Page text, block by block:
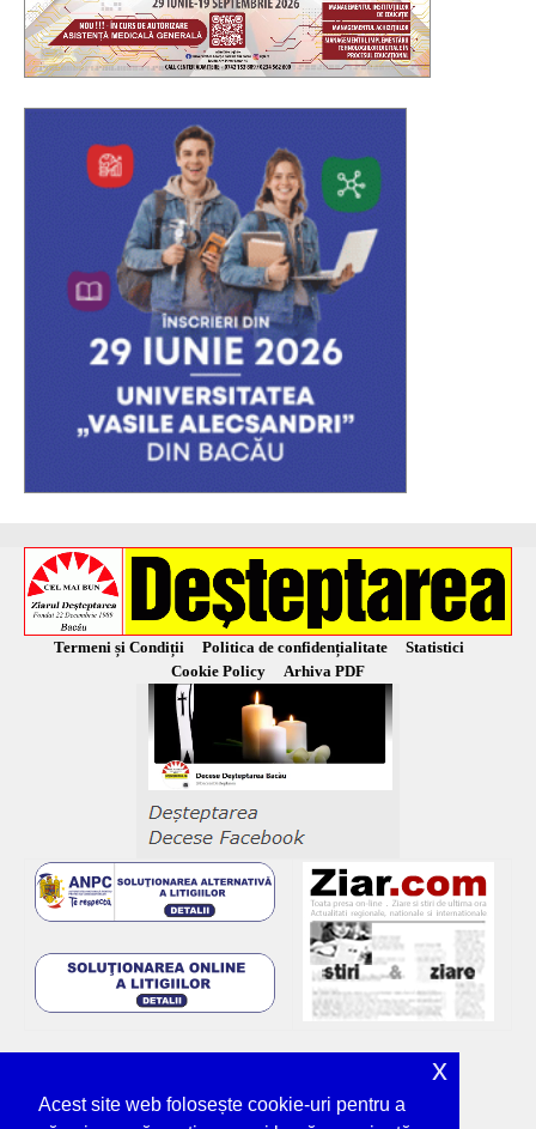
Termeni și Condiții Politica de confidențialitate
Statistici
Cookie Policy
Arhiva PDF
Acest site web folosește cookie-uri pentru a
x